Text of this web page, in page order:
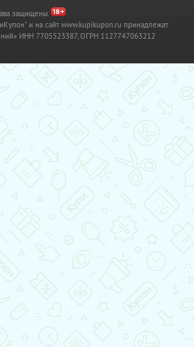
защищены.
и на сайт www.kupikupon.ru принадлежат
ИНН 7705523387, ОГРН 1127747063212